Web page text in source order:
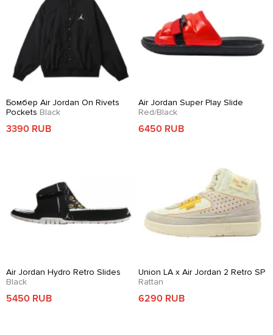
Бомбер Air Jordan On Rivets
Pockets Black
3390 RUB
Air Jordan Super Play Slide
Red/Black
6450 RUB
Air Jordan Hydro Retro Slides
Black
5450 RUB
Union LA x Air Jordan 2 Retro SP
Rattan
6290 RUB